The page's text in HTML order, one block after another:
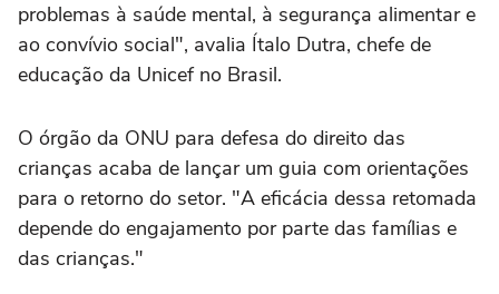
problemas à saúde mental, à segurança alimentar e
ao convívio social", avalia Ítalo Dutra, chefe de
educação da Unicef no Brasil.
O órgão da ONU para defesa do direito das
crianças acaba de lançar um guia com orientações
para o retorno do setor. "A eficácia dessa retomada
depende do engajamento por parte das famílias e
das crianças."